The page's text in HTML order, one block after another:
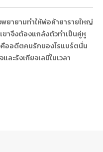
ยายามทำให้พ่อค้ายารายใหญ่
ขาจึงต้องแกล้งตัวทำเป็นคู่หู
คืออดีตคนรักของโรแบร์ตนั่น
ละรังเกียจเลนี่ในเวลา